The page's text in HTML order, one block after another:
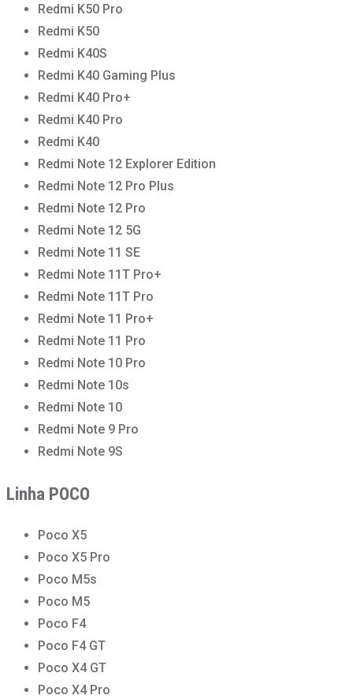
Redmi K50 Pro
Redmi K50
Redmi K40S
Redmi K40 Gaming Plus
Redmi K40 Pro+
Redmi K40 Pro
Redmi K40
Redmi Note 12 Explorer Edition
Redmi Note 12 Pro Plus
Redmi Note 12 Pro
Redmi Note 12 5G
Redmi Note 11 SE
Redmi Note 11T Pro+
Redmi Note 11T Pro
Redmi Note 11 Pro+
Redmi Note 11 Pro
Redmi Note 10 Pro
Redmi Note 10s
Redmi Note 10
Redmi Note 9 Pro
Redmi Note 9S
Linha POCO
Poco X5
Poco X5 Pro
Poco M5s
Poco M5
Poco F4
Poco F4 GT
Poco X4 GT
Poco X4 Pro